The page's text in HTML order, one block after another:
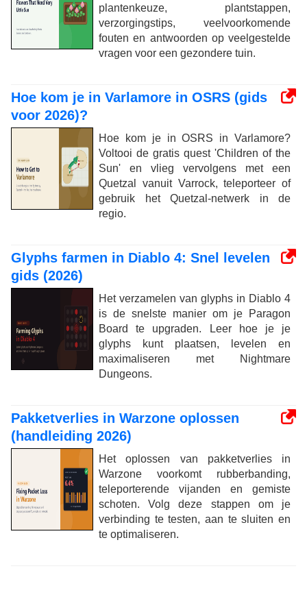
plantenkeuze, plantstappen,
verzorgingstips, veelvoorkomende
fouten en antwoorden op veelgestelde
vragen voor een gezondere tuin.
Hoe kom je in Varlamore in OSRS (gids
voor 2026)?
Hoe kom je in OSRS in Varlamore?
Voltooi de gratis quest 'Children of the
Sun' en vlieg vervolgens met een
Quetzal vanuit Varrock, teleporteer of
gebruik het Quetzal-netwerk in de
regio.
Glyphs farmen in Diablo 4: Snel levelen
gids (2026)
Het verzamelen van glyphs in Diablo 4
is de snelste manier om je Paragon
Board te upgraden. Leer hoe je je
glyphs kunt plaatsen, levelen en
maximaliseren met Nightmare
Dungeons.
Pakketverlies in Warzone oplossen
(handleiding 2026)
Het oplossen van pakketverlies in
Warzone voorkomt rubberbanding,
teleporterende vijanden en gemiste
schoten. Volg deze stappen om je
verbinding te testen, aan te sluiten en
te optimaliseren.